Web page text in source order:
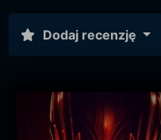
Dodaj recenzję